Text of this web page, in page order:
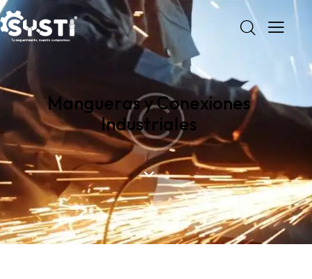
Mangueras y Conexiones
Industriales